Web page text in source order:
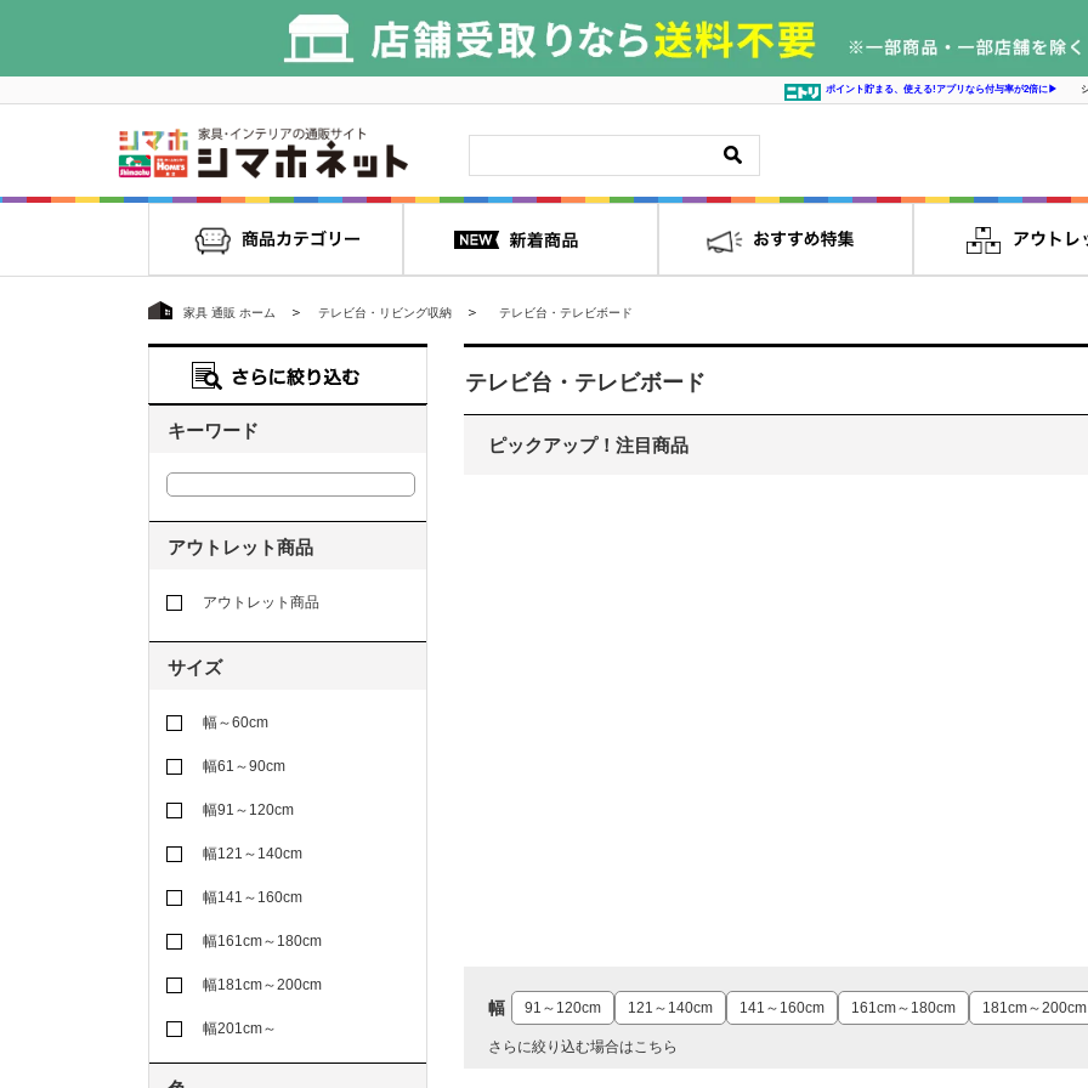
ポイント貯まる、使える!アプリなら付与率が2倍に▶
家具 通販 ホーム テレビ台・リビング収納 テレビ台・テレビボード
テレビ台・テレビボード
ピックアップ！注目商品
幅 91～120cm 121～140cm 141～160cm 161cm～180cm 181cm～200cm
さらに絞り込む場合はこちら
キーワード
アウトレット商品
アウトレット商品
サイズ
幅～60cm
幅61～90cm
幅91～120cm
幅121～140cm
幅141～160cm
幅161cm～180cm
幅181cm～200cm
幅201cm～